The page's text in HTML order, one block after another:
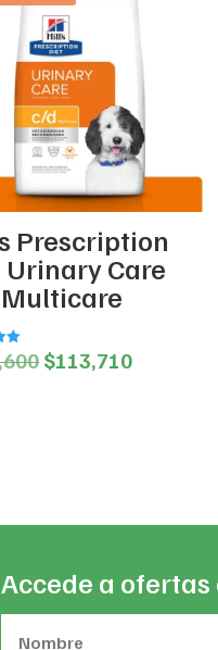
Prescription
Urinary Care
Original
$113,710Current
Accede a ofertas